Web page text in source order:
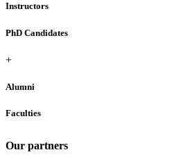
Instructors
PhD Candidates
+
Alumni
Faculties
Our partners